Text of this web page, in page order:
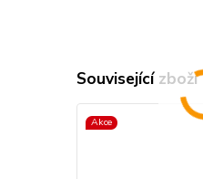
Související zboží
Akce